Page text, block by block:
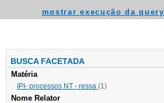
mostrar execução da query
BUSCA FACETADA
Matéria
IPI- processos NT - ressa (1)
Nome Relator